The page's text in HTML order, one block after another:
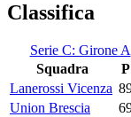
Classifica
Serie C: Girone A
Squadra
P
Lanerossi Vicenza
Union Brescia